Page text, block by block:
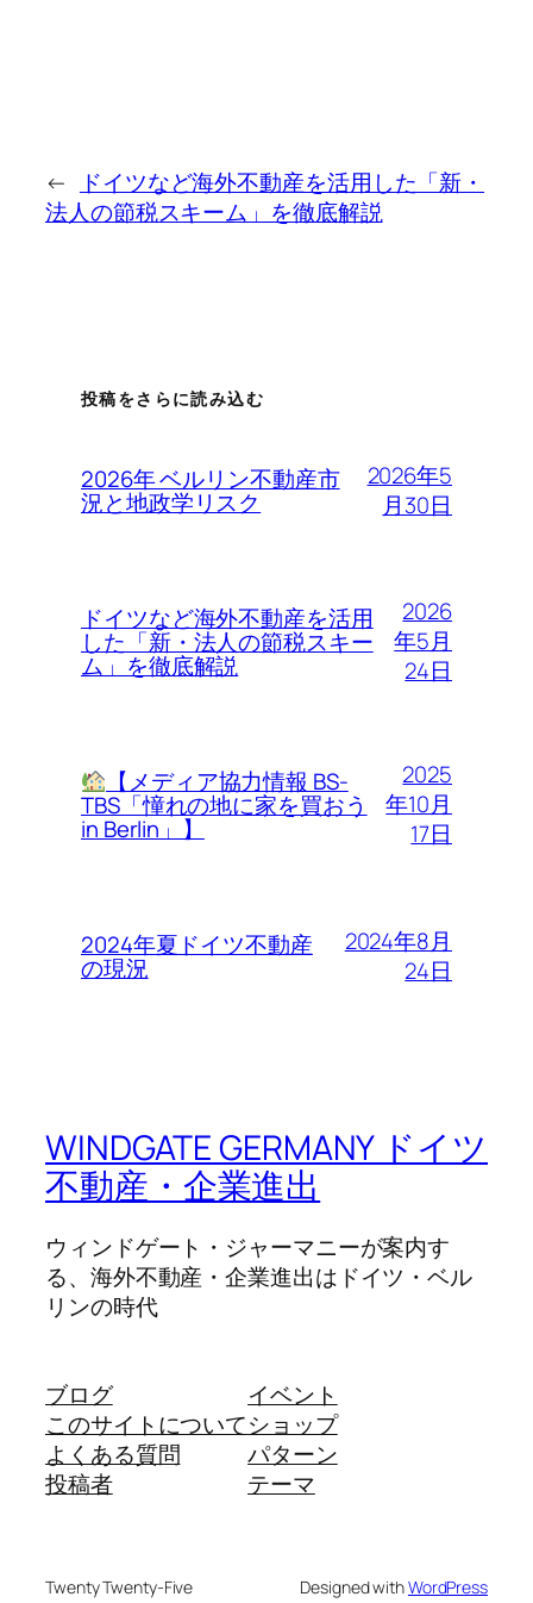
←
ドイツなど海外不動産を活用した「新・
法人の節税スキーム」を徹底解説
投稿をさらに読み込む
2026年 ベルリン不動産市
況と地政学リスク
2026年5
月30日
ドイツなど海外不動産を活用
した「新・法人の節税スキー
ム」を徹底解説
2026
年5月
24日
【メディア協力情報 BS-
TBS「憧れの地に家を買おう
in Berlin」】
2025
年10月
17日
2024年夏ドイツ不動産
の現況
2024年8月
24日
WINDGATE GERMANY ドイツ
不動産・企業進出
ウィンドゲート・ジャーマニーが案内す
る、海外不動産・企業進出はドイツ・ベル
リンの時代
ブログ
このサイトについて
よくある質問
投稿者
イベント
ショップ
パターン
テーマ
Twenty Twenty-Five Designed withWordPress